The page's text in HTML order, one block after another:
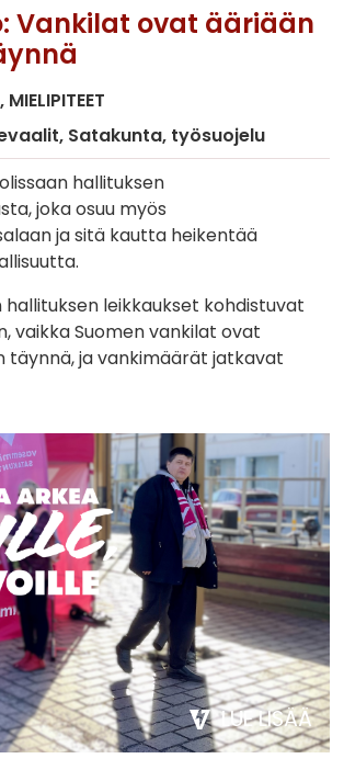
Vankilat ovat ääriään
MIELIPITEET
Satakunta työsuojelu
hallituksen
joka osuu myös
ja sitä kautta heikentää
leikkaukset kohdistuvat
vaikka Suomen vankilat ovat
täynnä, ja vankimäärät jatkavat
LUE LISÄÄ